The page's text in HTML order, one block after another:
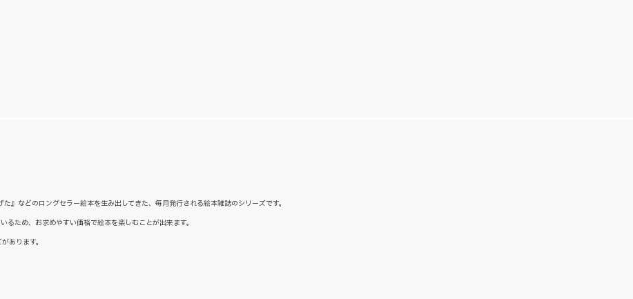
などのロングセラー絵本を生み出してきた、毎月発行される絵本雑誌のシリーズです。
ため、お求めやすい価格で絵本を楽しむことが出来ます。
あります。